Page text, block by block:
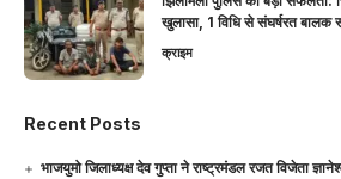
खुलासा, 1 विधि से संघर्षरत बालक
क्राइम
Recent Posts
भाजयुमो जिलाध्यक्ष देव गुप्ता ने राष्ट्रमंडल रजत विजेता